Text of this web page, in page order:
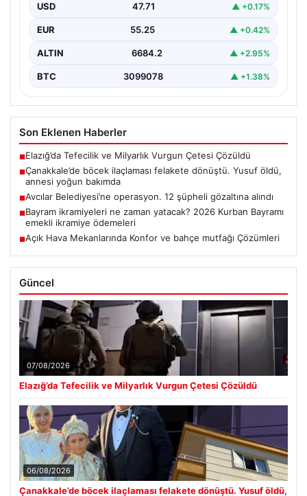
USD 47.71 ▲ +0.17%
EUR 55.25 ▲ +0.42%
ALTIN 6684.2 ▲ +2.95%
BTC 3099078 ▲ +1.38%
Son Eklenen Haberler
■Elazığ’da Tefecilik ve Milyarlık Vurgun Çetesi Çözüldü
■Çanakkale’de böcek ilaçlaması felakete dönüştü. Yusuf öldü,
annesi yoğun bakımda
■Avcılar Belediyesi’ne operasyon. 12 şüpheli gözaltına alındı
■Bayram ikramiyeleri ne zaman yatacak? 2026 Kurban Bayramı
emekli ikramiye ödemeleri
■Açık Hava Mekanlarında Konfor ve bahçe mutfağı Çözümleri
Güncel
07/08/2026
Elazığ’da Tefecilik ve Milyarlık Vurgun Çetesi Çözüldü
06/08/2026
Çanakkale’de böcek ilaçlaması felakete dönüştü. Yusuf öldü,